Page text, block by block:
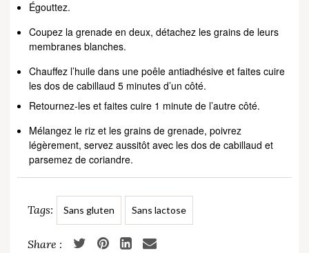
Égouttez.
Coupez la grenade en deux, détachez les grains de leurs
membranes blanches.
Chauffez l’huile dans une poêle antiadhésive et faites cuire
les dos de cabillaud 5 minutes d’un côté.
Retournez-les et faites cuire 1 minute de l’autre côté.
Mélangez le riz et les grains de grenade, poivrez
légèrement, servez aussitôt avec les dos de cabillaud et
parsemez de coriandre.
Tags: Sans gluten Sans lactose